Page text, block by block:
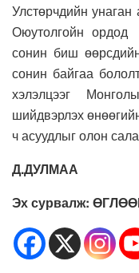
Улстөрчдийн
Оюутолгойн ордод
сонин биш
сонин байгаа
хэлэлцээг
шийдвэрлэх
ч асуудлыг олон
Д.ДУЛМАА
Эх сурвалж: